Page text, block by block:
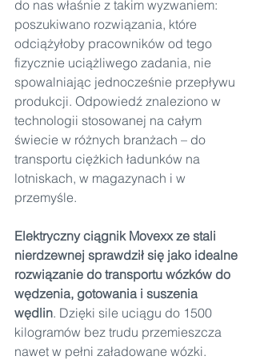
do nas właśnie z takim wyzwaniem:
poszukiwano rozwiązania, które
odciążyłoby pracowników od tego
fizycznie uciążliwego zadania, nie
spowalniając jednocześnie przepływu
produkcji. Odpowiedź znaleziono w
technologii stosowanej na całym
świecie w różnych branżach – do
transportu ciężkich ładunków na
lotniskach, w magazynach i w
przemyśle.
Elektryczny ciągnik Movexx ze stali
nierdzewnej sprawdził się jako idealne
rozwiązanie do transportu wózków do
wędzenia, gotowania i suszenia
wędlin. Dzięki sile uciągu do 1500
kilogramów bez trudu przemieszcza
nawet w pełni załadowane wózki.